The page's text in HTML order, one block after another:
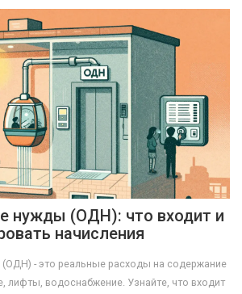
нужды (ОДН): что входит и
начисления
- это реальные расходы на содержание
лифты, водоснабжение. Узнайте, что входит